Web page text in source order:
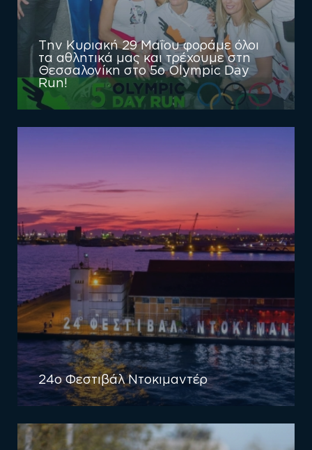
Tην Κυριακή 29 Μαΐου φοράμε όλοι
τα αθλητικά μας και τρέχουμε στη
Θεσσαλονίκη στο 5o Olympic Day
Run!
24ο Φεστιβάλ Ντοκιμαντέρ